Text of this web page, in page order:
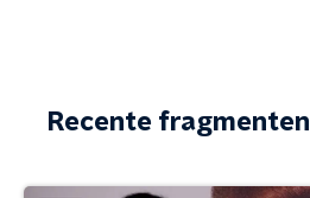
Recente fragmenten